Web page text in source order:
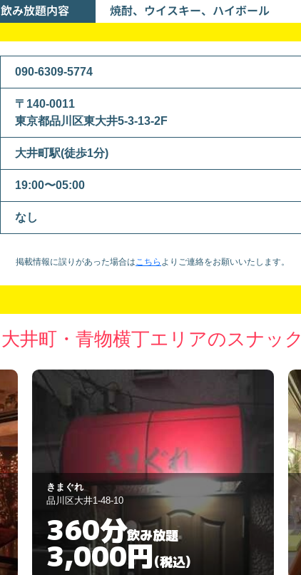
飲み放題内容 焼酎、ウイスキー、ハイボール
090-6309-5774
〒140-0011
東京都品川区東大井5-3-13-2F
大井町駅(徒歩1分)
19:00〜05:00
なし
掲載情報に誤りがあった場合はこちら より ご連絡をお願いいたします。
大井町・青物横丁エリアのスナック
八千代
品川区東大井5-4-19
60分飲み放題
3,000円(税込)